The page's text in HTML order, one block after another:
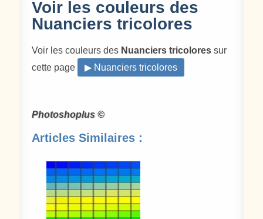
Voir les couleurs des
Nuanciers tricolores
Voir les couleurs des Nuanciers tricoloressur
cette page
▶ Nuanciers tricolores
Photoshoplus ©
Articles Similaires :